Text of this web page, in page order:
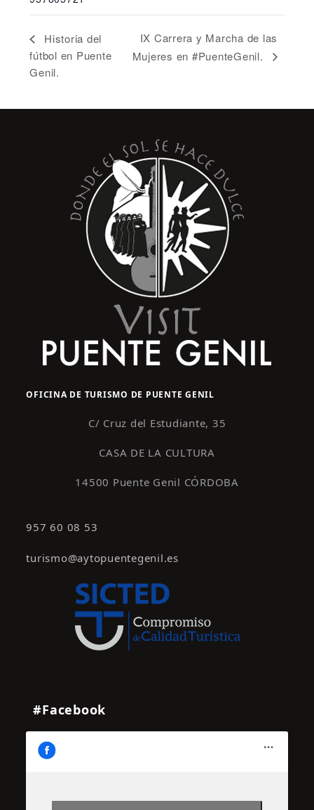
Historia del
fútbol en Puente
Genil.
IX Carrera y Marcha de las
Mujeres en #PuenteGenil.
OFICINA DE TURISMO DE PUENTE GENIL
C/ Cruz del Estudiante, 35
CASA DE LA CULTURA
14500 Puente Genil CÓRDOBA
957 60 08 53
turismo@aytopuentegenil.es
#Facebook